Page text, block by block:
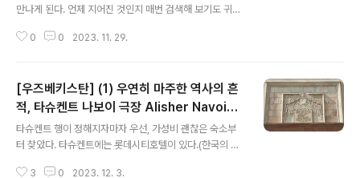
만나게 된다. 언제 지어진 것인지 매번 검색해 보기도 귀찮
머리가 굳어버린 지금의 우리를 위해 로마 숫자 읽는 법을
해만 의미하는건 아니고, 중요한 새겨넣음이 있었던 해 일
수도 있다.) MCCCCLXX Ⅲ이 3인 것과, V가 5인 것은 벽
걸이 시계나 손목시계를 통해 익히 접했을 것이다. 여러 변
형도 있으나, 문화유산에서 흔히 볼 수 있는 기본적인 것만
간단히 나열하면, F : 5000 (문화유산에서 볼 일은 거의
없다) / 5000년전에 로마 숫자로 새긴 게 없으니까. M : ..
0 0 2023. 11. 29.
[우즈베키스탄] (1) 우연히 마주한 역사의 흔
적, 타슈켄트 나보이 극장 Alisher Navoiy
Theater
타슈켄트 행이 정해지자마자 우선, 가성비 괜찮은 숙소부
터 찾았다. 타슈켄트에는 롯데시티호텔이 있다.(한국의 그
3 0 2023. 12. 3.